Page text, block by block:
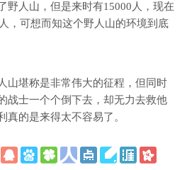
野人山，但是来时有15000人，现在
，可想而知这个野人山的环境到底
山堪称是非常伟大的征程，但同时
战士一个个倒下去，却无力去救他
真的是来得太不容易了。